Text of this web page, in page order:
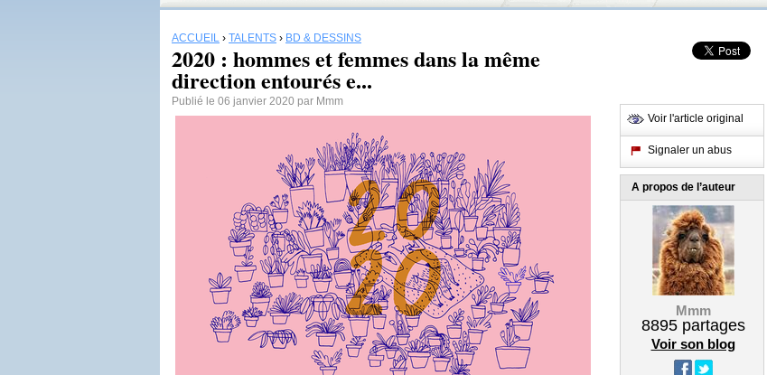
ACCUEIL › TALENTS › BD & DESSINS
2020 : hommes et femmes dans la même
direction entourés e...
Publié le 06 janvier 2020 par Mmm
Voir l'article original
Signaler un abus
A propos de l’auteur
Mmm
8895partages
Voir son blog